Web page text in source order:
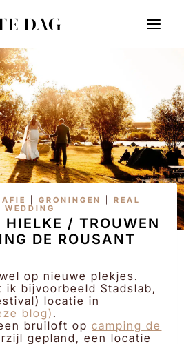
GRONINGEN
REAL
WEDDING
/ TROUWEN
DE ROUSANT
op nieuwe plekjes.
ik bijvoorbeeld Stadslab,
locatie in
blog) .
bruiloft opcamping de
gepland, een locatie